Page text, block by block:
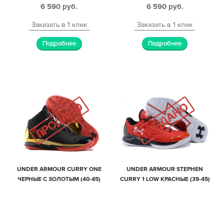
6 590 руб.
Заказать в 1 клик
Подробнее
6 590 руб.
Заказать в 1 клик
Подробнее
UNDER ARMOUR CURRY ONE
ЧЕРНЫЕ С ЗОЛОТЫМ (40-45)
UNDER ARMOUR STEPHEN
CURRY 1 LOW КРАСНЫЕ (39-45)